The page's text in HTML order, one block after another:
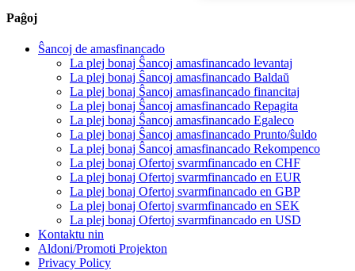
Paĝoj
Ŝancoj de amasfinancado
La plej bonaj Ŝancoj amasfinancado levantaj
La plej bonaj Ŝancoj amasfinancado Baldaŭ
La plej bonaj Ŝancoj amasfinancado financitaj
La plej bonaj Ŝancoj amasfinancado Repagita
La plej bonaj Ŝancoj amasfinancado Egaleco
La plej bonaj Ŝancoj amasfinancado Prunto/ŝuldo
La plej bonaj Ŝancoj amasfinancado Rekompenco
La plej bonaj Ofertoj svarmfinancado en CHF
La plej bonaj Ofertoj svarmfinancado en EUR
La plej bonaj Ofertoj svarmfinancado en GBP
La plej bonaj Ofertoj svarmfinancado en SEK
La plej bonaj Ofertoj svarmfinancado en USD
Kontaktu nin
Aldoni/Promoti Projekton
Privacy Policy